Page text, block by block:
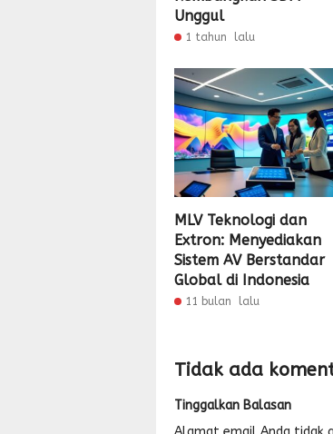
Unggul
1 tahun lalu
MLV Teknologi dan
Extron: Menyediakan
Sistem AV Berstandar
Global di Indonesia
11 bulan lalu
Tidak ada
Tinggalkan Balasan